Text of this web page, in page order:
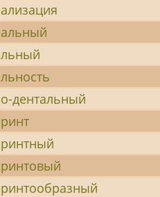
дентальный